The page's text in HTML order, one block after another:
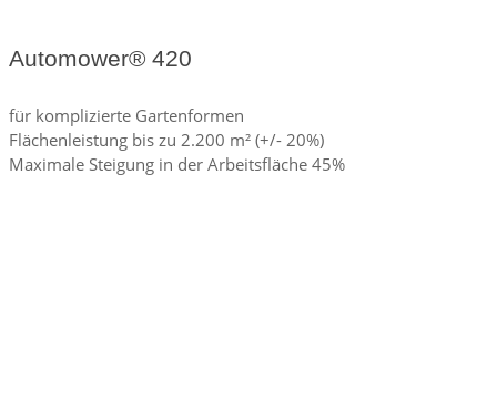
Automower® 420
für komplizierte Gartenformen
Flächenleistung bis zu 2.200 m² (+/- 20%)
Maximale Steigung in der Arbeitsfläche 45%